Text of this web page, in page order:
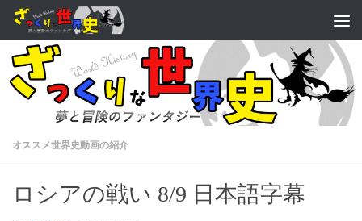
オススメ世界史動画の紹介
ロシアの戦い 8/9 日本語字幕